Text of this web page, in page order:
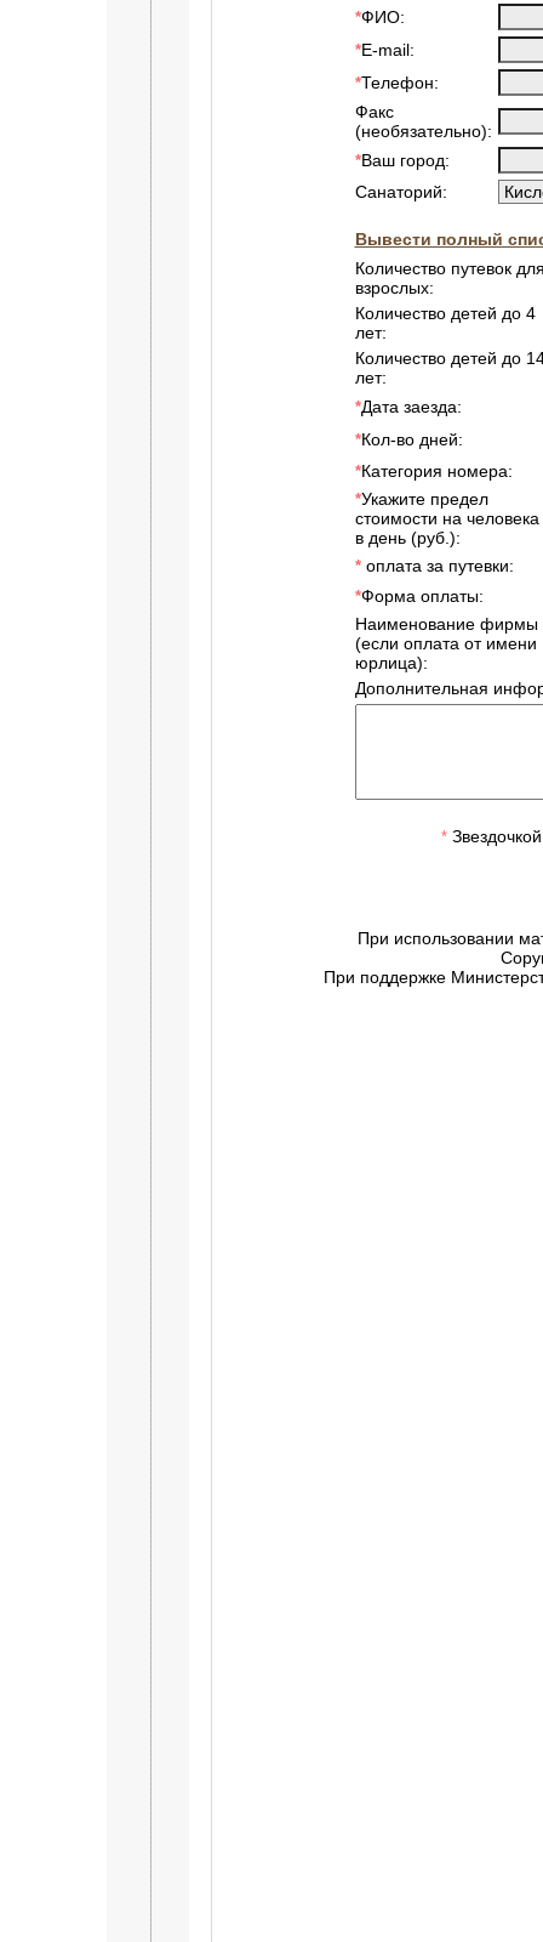
*ФИО:
*E-mail:
*Телефон:
Факс
(необязательно):
*Ваш город:
Санаторий:
Вывести полный
Количество путевок
взрослых:
Количество детей до 4
лет:
Количество детей до
лет:
*Дата заезда:
*Кол-во дней:
*Категория номера:
*Укажите предел
стоимости на человека
в день (руб.):
*оплата за путевки:
*Форма оплаты:
Наименование фирмы
(если оплата от имени
юрлица):
Дополнительная
*
При использовании
При поддержке